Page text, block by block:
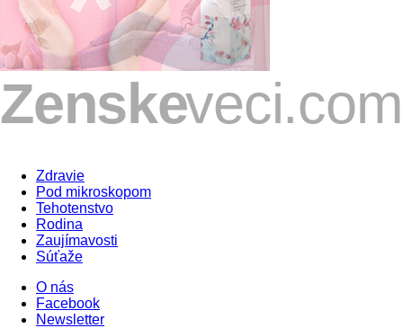
Zdravie
Pod mikroskopom
Tehotenstvo
Rodina
Zaujímavosti
Súťaže
O nás
Facebook
Newsletter